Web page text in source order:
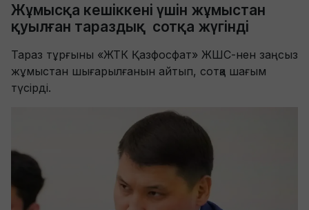
Жұмысқа кешіккені үшін жұмыстан
қуылған тараздық сотқа жүгінді
Тараз тұрғыны «ЖТК Қазфосфат» ЖШС-нен заңсыз
жұмыстан шығарылғанын айтып, сотқа шағым
түсірді.